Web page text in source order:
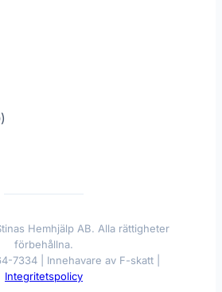
Hemhjälp AB. Alla rättigheter
förbehållna.
7334 | Innehavare av F-skatt |
Integritetspolicy